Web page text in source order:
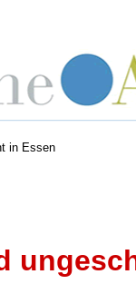
in Essen